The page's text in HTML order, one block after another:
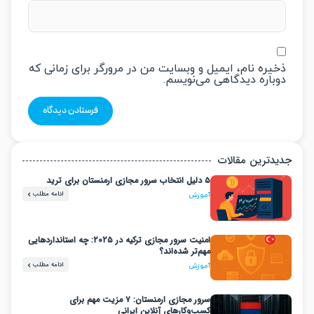
نام، ایمیل و وبسایت من در مرورگر برای زمانی که
دیدگاهی می‌نویسم.
مقالات
آموزش
امنیت سرور مجازی ترکیه در ۲۰۲۵: چه استانداردهایی
مهم‌تر شده‌اند؟
آموزش
سرور مجازی ارمنستان: ۷ مزیت مهم برای
کسب‌وکارهای آنلاین ایرانی